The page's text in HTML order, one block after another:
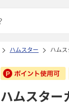
ハムスター ハム
ハムスター